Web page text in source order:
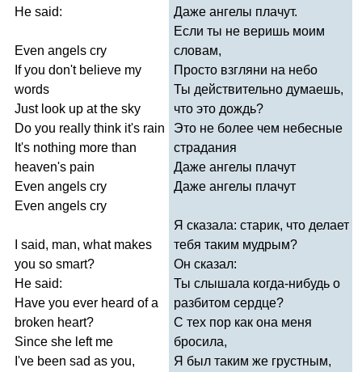
He said:
Even angels cry
If you don't believe my
words
Just look up at the sky
Do you really think it's rain
It's nothing more than
heaven's pain
Even angels cry
Even angels cry
said, man, what makes
you so smart?
He said:
Have you ever heard of a
broken heart?
Since she left me
I've been sad as you,
Даже ангелы плачут.
Если ты не веришь моим
словам,
Просто взгляни на небо
Ты действительно думаешь,
что это дождь?
Это не более чем небесные
страдания
Даже ангелы плачут
Даже ангелы плачут
Я сказала: старик, что делает
тебя таким мудрым?
Он сказал:
Ты слышала когда-нибудь о
разбитом сердце?
С тех пор как она меня
бросила,
Я был таким же грустным,